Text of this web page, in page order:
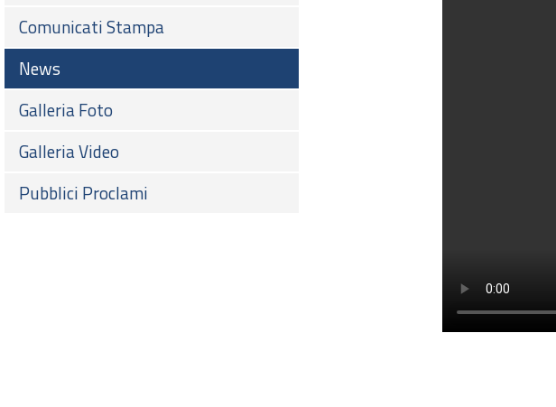
Comunicati Stampa
News
Galleria Foto
Galleria Video
Pubblici Proclami